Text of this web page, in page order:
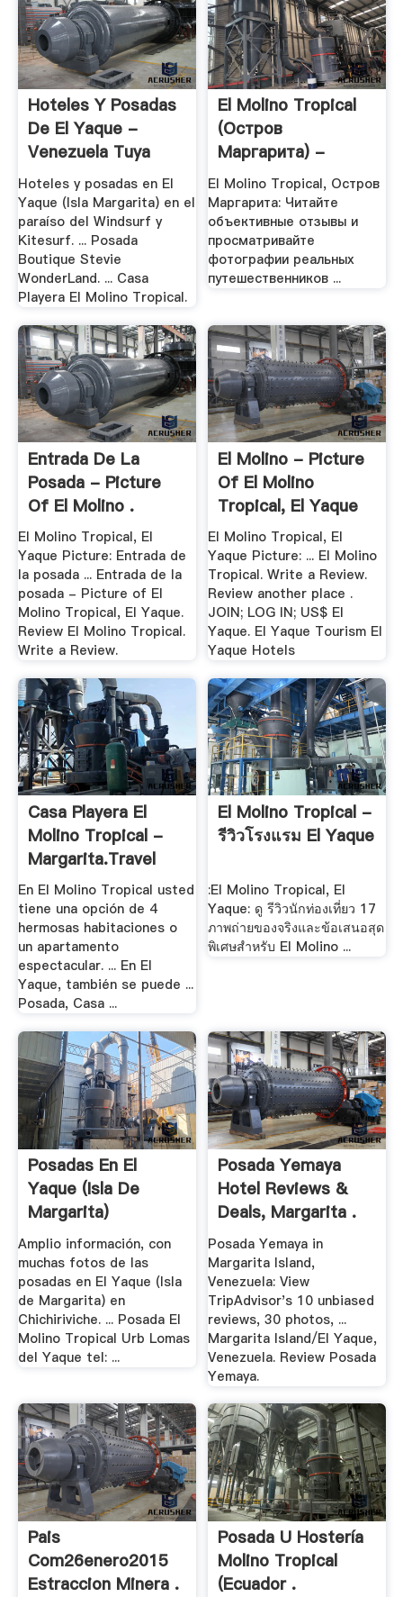
Hoteles Y Posadas
De El Yaque -
Venezuela Tuya
Hoteles y posadas en El
Yaque (Isla Margarita) en el
paraíso del Windsurf y
Kitesurf. ... Posada
Boutique Stevie
WonderLand. ... Casa
Playera El Molino Tropical.
El Molino Tropical
(Остров
Маргарита) -
Отзывы .
El Molino Tropical, Остров
Маргарита: Читайте
объективные отзывы и
просматривайте
фотографии реальных
путешественников ...
Entrada De La
Posada - Picture
Of El Molino .
El Molino Tropical, El
Yaque Picture: Entrada de
la posada ... Entrada de la
posada - Picture of El
Molino Tropical, El Yaque.
Review El Molino Tropical.
Write a Review.
El Molino - Picture
Of El Molino
Tropical, El Yaque
...
El Molino Tropical, El
Yaque Picture: ... El Molino
Tropical. Write a Review.
Review another place .
JOIN; LOG IN; US$ El
Yaque. El Yaque Tourism El
Yaque Hotels
Casa Playera El
Molino Tropical -
Margarita.travel
En El Molino Tropical usted
tiene una opción de 4
hermosas habitaciones o
un apartamento
espectacular. ... En El
Yaque, también se puede ...
Posada, Casa ...
El Molino Tropical -
รีวิวโรงแรม El Yaque
:El Molino Tropical, El
Yaque: ดู รีวิวนักท่องเที่ยว 17
ภาพถ่ายของจริงและข้อเสนอสุด
พิเศษสำหรับ El Molino ...
Posadas En El
Yaque (Isla De
Margarita)
Amplio información, con
muchas fotos de las
posadas en El Yaque (Isla
de Margarita) en
Chichiriviche. ... Posada El
Molino Tropical Urb Lomas
del Yaque tel: ...
Posada Yemaya
Hotel Reviews &
Deals, Margarita .
Posada Yemaya in
Margarita Island,
Venezuela: View
TripAdvisor's 10 unbiased
reviews, 30 photos, ...
Margarita Island/El Yaque,
Venezuela. Review Posada
Yemaya.
Pais
Com26enero2015
Estraccion Minera .
Posada U Hostería
Molino Tropical
(Ecuador .